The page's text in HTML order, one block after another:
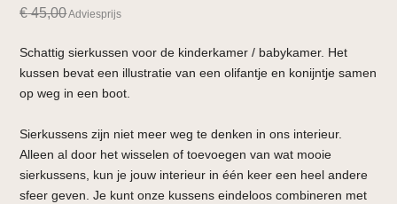
€45,00Adviesprijs
Schattig sierkussen voor de kinderkamer / babykamer. Het
kussen bevat een illustratie van een olifantje en konijntje samen
op weg in een boot.
Sierkussens zijn niet meer weg te denken in ons interieur.
Alleen al door het wisselen of toevoegen van wat mooie
sierkussens, kun je jouw interieur in één keer een heel andere
sfeer geven. Je kunt onze kussens eindeloos combineren met